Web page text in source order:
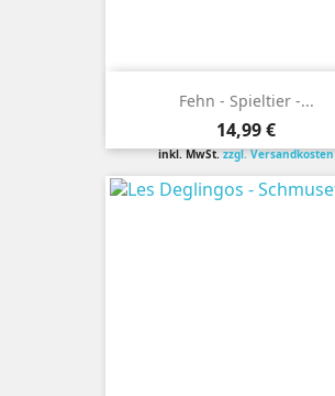
Fehn - Spieltier -...
Preis
14,99 €
inkl. MwSt.zzgl. Versandkosten